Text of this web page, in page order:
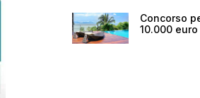
Concorso
10.000 euro